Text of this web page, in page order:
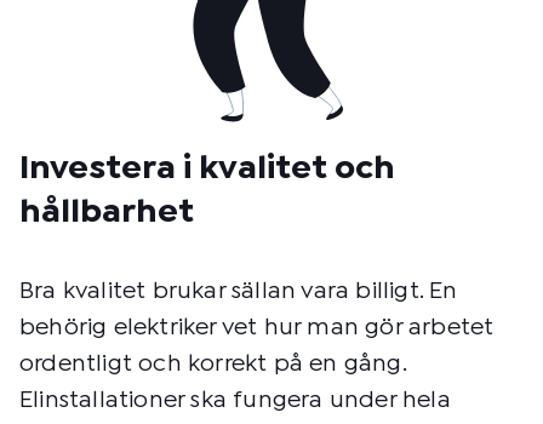
Investera i kvalitet och
hållbarhet
Bra kvalitet brukar sällan vara billigt. En
behörig elektriker vet hur man gör arbetet
ordentligt och korrekt på en gång.
Elinstallationer ska fungera under hela